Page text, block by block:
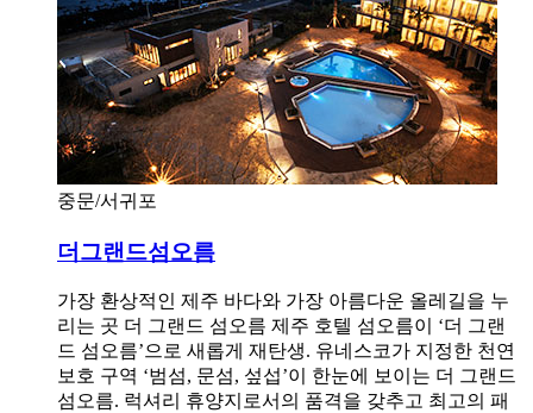
중문/서귀포
더그랜드섬오름
가장 환상적인 제주 바다와 가장 아름다운 올레길을 누
리는 곳 더 그랜드 섬오름 제주 호텔 섬오름이 ‘더 그랜
드 섬오름’으로 새롭게 재탄생. 유네스코가 지정한 천연
보호 구역 ‘범섬, 문섬, 섶섭’이 한눈에 보이는 더 그랜드
섬오름. 럭셔리 휴양지로서의 품격을 갖추고 최고의 패